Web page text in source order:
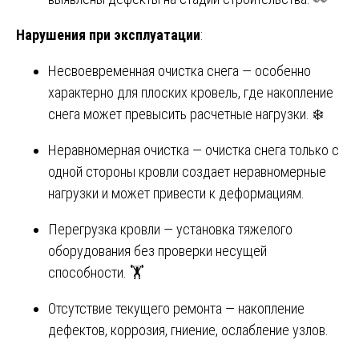
Нарушения при эксплуатации:
Несвоевременная очистка снега — особенно
характерно для плоских кровель, где накопление
снега может превысить расчетные нагрузки. ❄️
Неравномерная очистка — очистка снега только с
одной стороны кровли создает неравномерные
нагрузки и может привести к деформациям.
Перегрузка кровли — установка тяжелого
оборудования без проверки несущей
способности. 🏋️
Отсутствие текущего ремонта — накопление
дефектов, коррозия, гниение, ослабление узлов.